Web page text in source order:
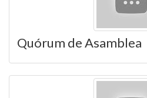
Quórum de Asamblea